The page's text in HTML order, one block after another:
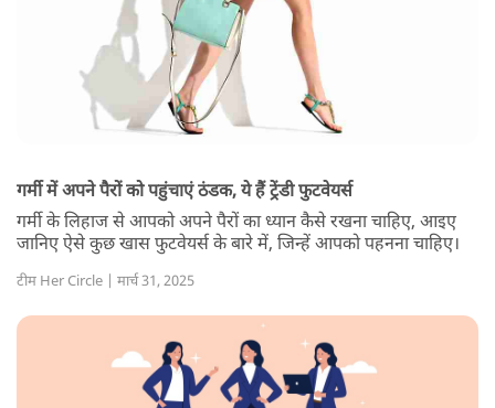
गर्मी में अपने पैरों को पहुंचाएं ठंडक, ये हैं ट्रेंडी फुटवेयर्स
गर्मी के लिहाज से आपको अपने पैरों का ध्यान कैसे रखना चाहिए, आइए
जानिए ऐसे कुछ खास फुटवेयर्स के बारे में, जिन्हें आपको पहनना चाहिए।
टीम Her Circle | मार्च 31, 2025